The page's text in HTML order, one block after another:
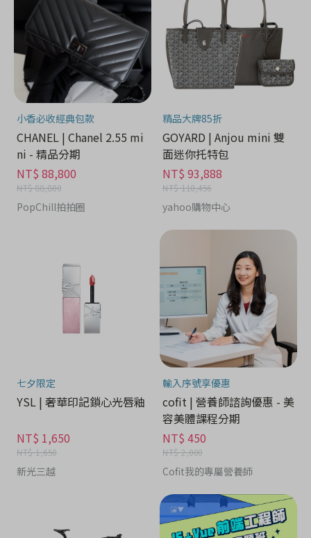
小香必收經典包款
CHANEL | Chanel 2.55 mi
ni - 精品分期
NT$ 88,800
NT$ 88,800
PopChill拍拍圈
精品大牌85折
GOYARD | Anjou mini 雙
面迷你托特包
NT$ 93,888
NT$ 110,456
yahoo購物中心
七夕限定
YSL | 奢華印記鎖心光唇釉
NT$ 1,650
NT$ 1,650
新光三越
輸入序號享優惠
cofit | 營養師諮詢優惠 - 美
容美體課程分期
NT$ 450
NT$ 2,000
Cofit我的專屬營養師